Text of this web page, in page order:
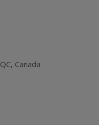
QC, Canada